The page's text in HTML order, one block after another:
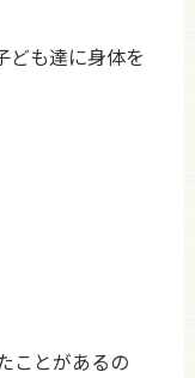
ども達に身体を
ことがあるの